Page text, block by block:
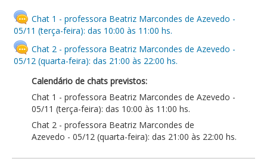
Chat 1 - professora Beatriz Marcondes de Azevedo -
05/11 (terça-feira): das 10:00 às 11:00 hs.
Chat 2 - professora Beatriz Marcondes de Azevedo -
05/12 (quarta-feira): das 21:00 às 22:00 hs.
Calendário de chats previstos:
Chat 1 - professora Beatriz Marcondes de Azevedo -
05/11 (terça-feira): das 10:00 às 11:00 hs.
Chat 2 - professora Beatriz Marcondes de
Azevedo - 05/12 (quarta-feira): das 21:00 às 22:00 hs.